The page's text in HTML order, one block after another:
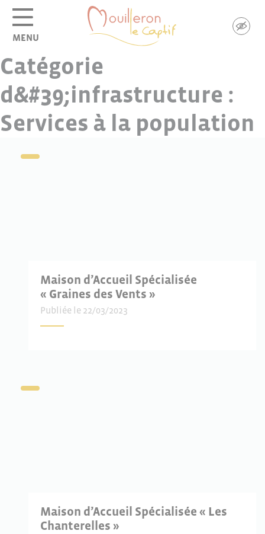
MENU
Catégorie
d&#39;infrastructure :
Services à la population
Maison d’Accueil Spécialisée
« Graines des Vents »
Publiée le 22/03/2023
Maison d’Accueil Spécialisée « Les
Chanterelles »
Panneau de gestion des cookies